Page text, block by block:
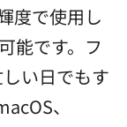
度で使用し
能です。フ
い日でもす
、